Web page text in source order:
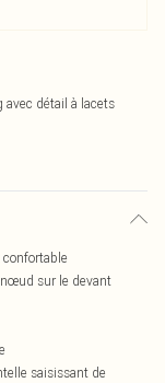
avec détail à lacets
sur le devant
saisissant de